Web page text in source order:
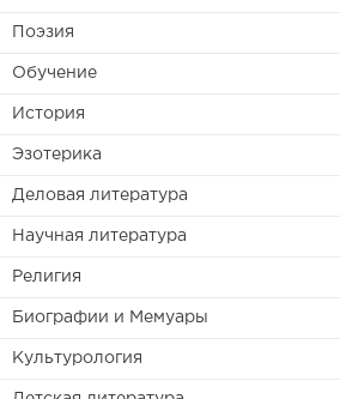
Поэзия
Обучение
История
Эзотерика
Деловая литература
Научная литература
Религия
Биографии и Мемуары
Культурология